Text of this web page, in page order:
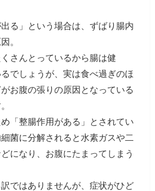
出る」という場合は、ずばり腸内
。
さんとっているから腸は健
でしょうが、実は食べ過ぎのほ
お腹の張りの原因となっている
「整腸作用がある」とされてい
菌に分解されると水素ガスや二
になり、お腹にたまってしまう
ではありませんが、症状がひど